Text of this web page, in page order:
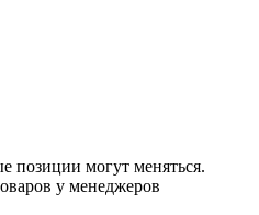
позиции могут меняться.
у менеджеров